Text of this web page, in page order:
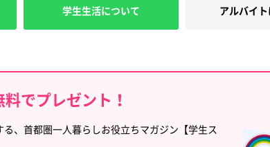
学生生活について アルバイ
でプレゼント！
、首都圏一人暮らしお役立ちマガジン【学生ス